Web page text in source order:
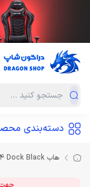
دسته‌بندی
هاب Razer USB 4 Dock Black